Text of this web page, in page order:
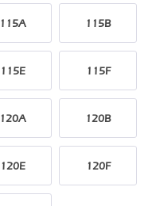
115A 115B
115E 115F
120A 120B
120E 120F